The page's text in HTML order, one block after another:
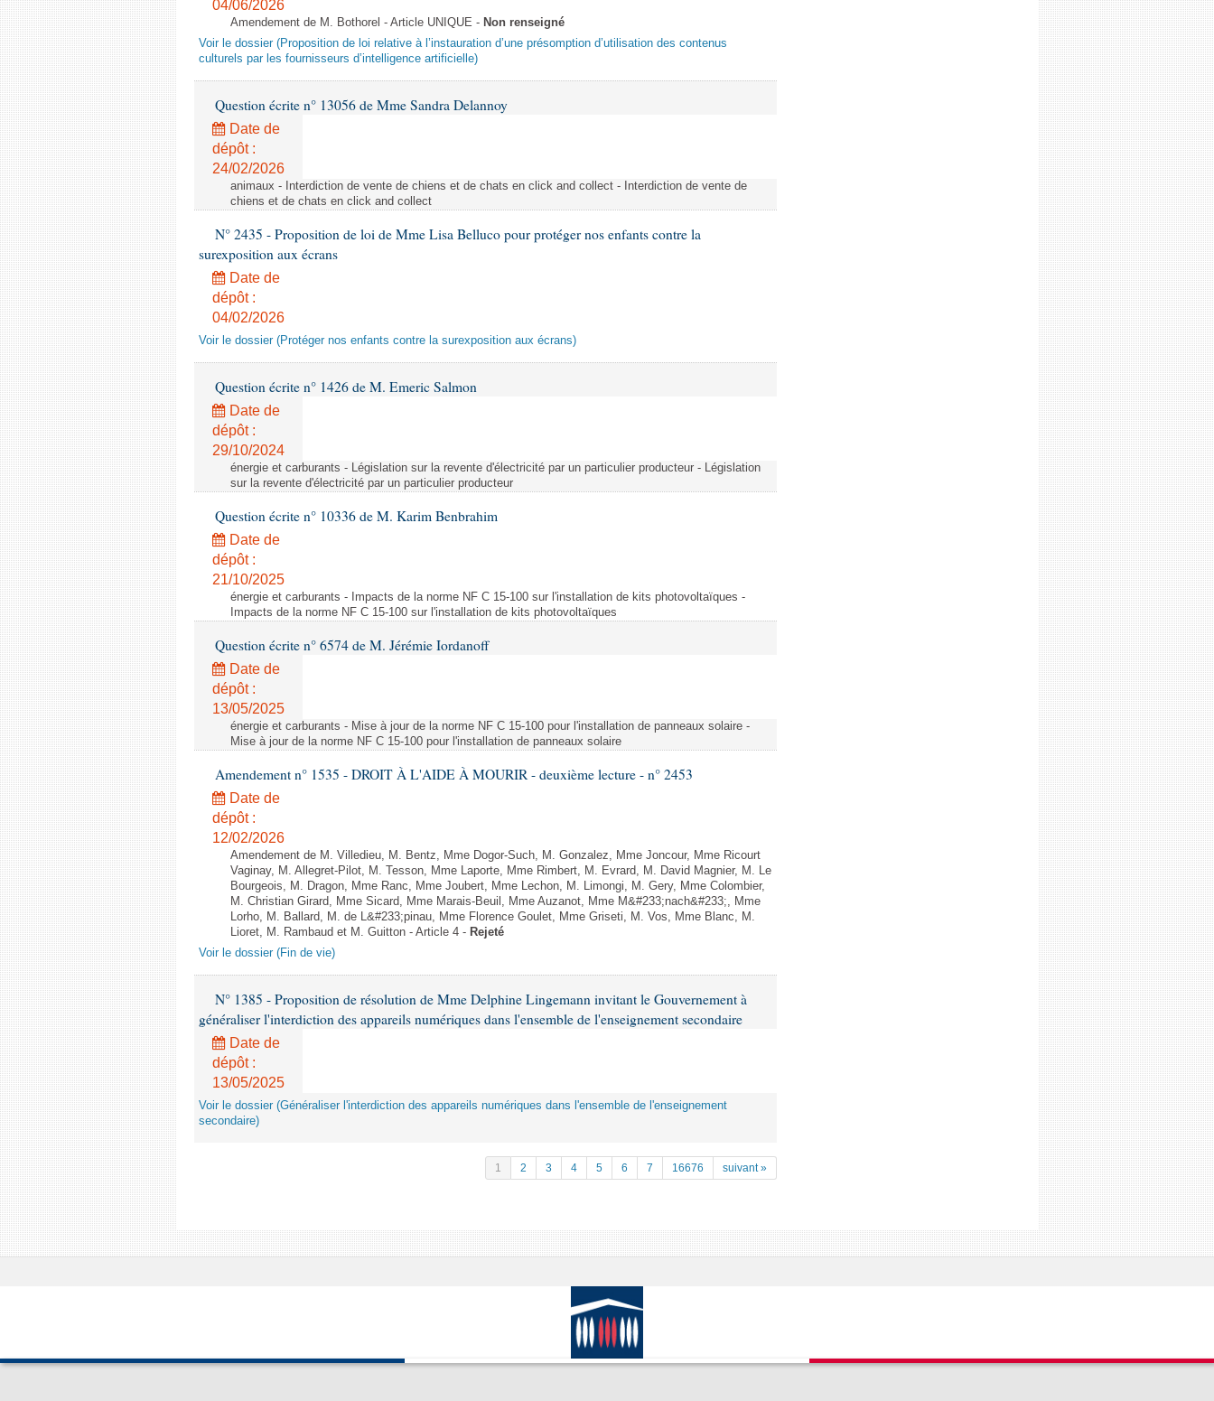
04/06/2026
Amendement de M. Bothorel - Article UNIQUE - Non renseigné
Voir le dossier (Proposition de loi relative à l’instauration d’une présomption d’utilisation des contenus
culturels par les fournisseurs d’intelligence artificielle)
Question écrite n° 13056 de Mme Sandra Delannoy
Date de
dépôt :
24/02/2026
animaux - Interdiction de vente de chiens et de chats en click and collect - Interdiction de vente de
chiens et de chats en click and collect
N° 2435 - Proposition de loi de Mme Lisa Belluco pour protéger nos enfants contre la
surexposition aux écrans
Date de
dépôt :
04/02/2026
Voir le dossier (Protéger nos enfants contre la surexposition aux écrans)
Question écrite n° 1426 de M. Emeric Salmon
Date de
dépôt :
29/10/2024
énergie et carburants - Législation sur la revente d'électricité par un particulier producteur - Législation
sur la revente d'électricité par un particulier producteur
Question écrite n° 10336 de M. Karim Benbrahim
Date de
dépôt :
21/10/2025
énergie et carburants - Impacts de la norme NF C 15-100 sur l'installation de kits photovoltaïques -
Impacts de la norme NF C 15-100 sur l'installation de kits photovoltaïques
Question écrite n° 6574 de M. Jérémie Iordanoff
Date de
dépôt :
13/05/2025
énergie et carburants - Mise à jour de la norme NF C 15-100 pour l'installation de panneaux solaire -
Mise à jour de la norme NF C 15-100 pour l'installation de panneaux solaire
Amendement n° 1535 - DROIT À L'AIDE À MOURIR - deuxième lecture - n° 2453
Date de
dépôt :
12/02/2026
Amendement de M. Villedieu, M. Bentz, Mme Dogor-Such, M. Gonzalez, Mme Joncour, Mme Ricourt
Vaginay, M. Allegret-Pilot, M. Tesson, Mme Laporte, Mme Rimbert, M. Evrard, M. David Magnier, M. Le
Bourgeois, M. Dragon, Mme Ranc, Mme Joubert, Mme Lechon, M. Limongi, M. Gery, Mme Colombier,
M. Christian Girard, Mme Sicard, Mme Marais-Beuil, Mme Auzanot, Mme M&#233;nach&#233;, Mme
Lorho, M. Ballard, M. de L&#233;pinau, Mme Florence Goulet, Mme Griseti, M. Vos, Mme Blanc, M.
Lioret, M. Rambaud et M. Guitton - Article 4 - Rejeté
Voir le dossier (Fin de vie)
N° 1385 - Proposition de résolution de Mme Delphine Lingemann invitant le Gouvernement à
généraliser l'interdiction des appareils numériques dans l'ensemble de l'enseignement secondaire
Date de
dépôt :
13/05/2025
Voir le dossier (Généraliser l'interdiction des appareils numériques dans l'ensemble de l'enseignement
secondaire)
1 2 3 4 5 6 7 16676 suivant »